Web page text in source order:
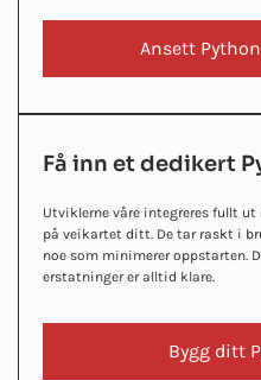
Ansett
Få inn et dedikert
Utviklerne våre integreres fullt
på veikartet ditt. De tar raskt i
noe som minimerer oppstarten.
erstatninger er alltid klare.
Bygg ditt